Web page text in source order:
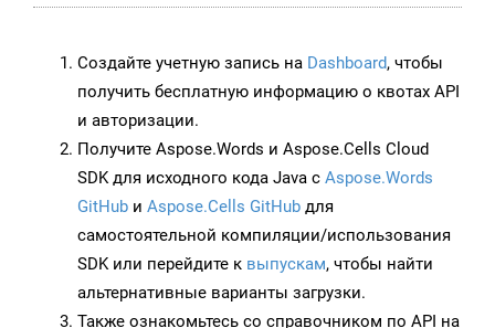
Создайте учетную запись на Dashboard, чтобы
получить бесплатную информацию о квотах API
и авторизации.
Получите Aspose.Words и Aspose.Cells Cloud
SDK для исходного кода Java с Aspose.Words
GitHub и Aspose.Cells GitHub для
самостоятельной компиляции/использования
SDK или перейдите к выпускам, чтобы найти
альтернативные варианты загрузки.
Также ознакомьтесь со справочником по API на